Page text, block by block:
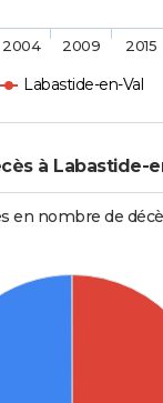
Labastide-en-Val
2004 2009 2015
à Labastide-
en nombre de